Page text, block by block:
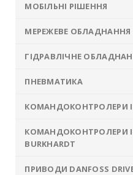
МОБІЛЬНІ РІШЕННЯ
МЕРЕЖЕВЕ ОБЛАДНАННЯ
ГІДРАВЛІЧНЕ
ПНЕВМАТИКА
КОМАНДОКОНТРОЛЕРИ І
КОМАНДОКОНТРОЛЕРИ І
BURKHARDT
ПРИВОДИ DANFOSS